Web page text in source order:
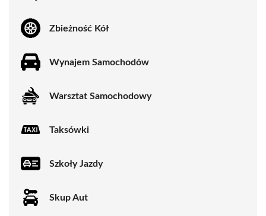
Zbieżność Kół
Wynajem Samochodów
Warsztat Samochodowy
Taksówki
Szkoły Jazdy
Skup Aut